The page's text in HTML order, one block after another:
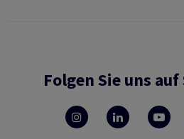
Folgen Sie uns